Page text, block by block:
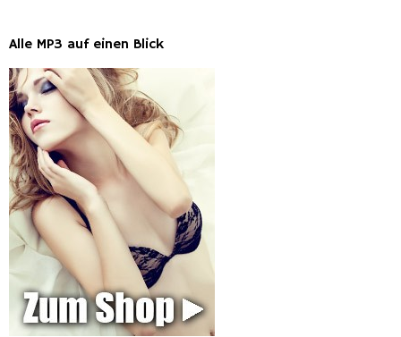
Alle MP3 auf einen Blick